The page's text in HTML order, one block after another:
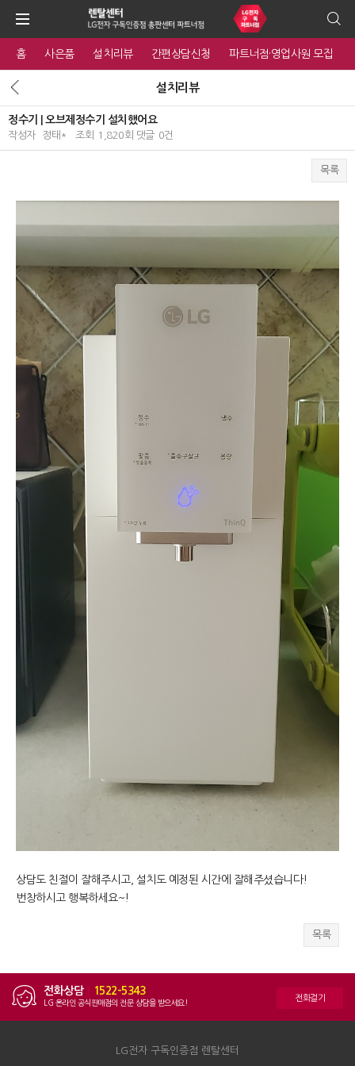
홈 사은품 설치리뷰 간편상담신청 파트너점·영업사원 모집
설치리뷰
정수기 | 오브제정수기 설치했어요
작성자 정태* 조회 1,820회 댓글 0건
목록
상담도 친절이 잘해주시고, 설치도 예정된 시간에 잘해주셨습니다!
번창하시고 행복하세요~!
목록
전화상담 1522-5343
LG 온라인 공식판매점의 전문 상담을 받으세요! 전화걸기
LG전자 구독인증점 렌탈센터